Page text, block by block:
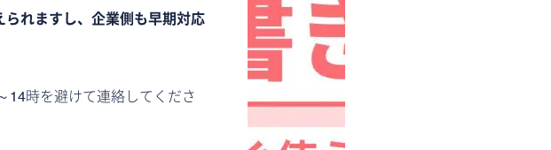
られますし、企業側も早期対応
14時を避けて連絡してくださ